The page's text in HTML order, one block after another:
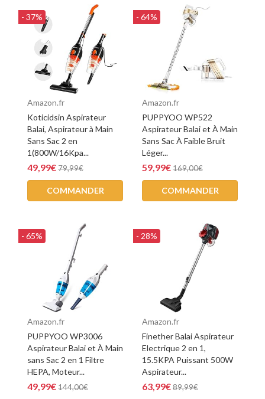
- 37%
Amazon.fr
Koticidsin Aspirateur
Balai, Aspirateur à Main
Sans Sac 2 en
1(800W/16Kpa...
49,99€79,99€
COMMANDER
- 64%
Amazon.fr
PUPPYOO WP522
Aspirateur Balai et À Main
Sans Sac À Faible Bruit
Léger...
59,99€169,00€
COMMANDER
- 65%
Amazon.fr
PUPPYOO WP3006
Aspirateur Balai et À Main
sans Sac 2 en 1 Filtre
HEPA, Moteur...
49,99€144,00€
- 28%
Amazon.fr
Finether Balai Aspirateur
Electrique 2 en 1,
15.5KPA Puissant 500W
Aspirateur...
63,99€89,99€